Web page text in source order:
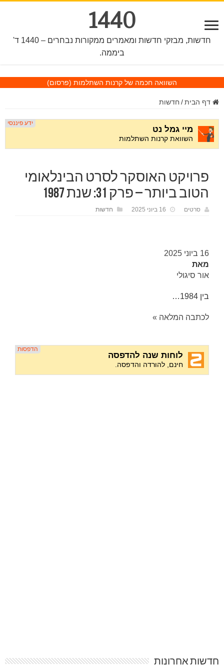
1440
חדשות, מבזקי חדשות ומאמרים ממקורות נבחרים – 1440 ד'
ביממה.
השוואה חכמה של קרנות השתלמות (פרסום)
דף הבית / חדשות
פרויקט האוסקר לסרט הבינלאומי
הטוב ביותר – פרק 31: שנת 1987
סרטים 16 ביוני 2025 חדשות
16 ביוני 2025
מאת
אור סיגולי
בין 1984…
לכתבה המלאה »
חדשות אחרונות